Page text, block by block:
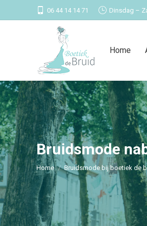
06 44 14 14 71 Dinsdag –
Home
Bruidsmode
Je bent hier:
Home Bruidsmode bij boetiek de